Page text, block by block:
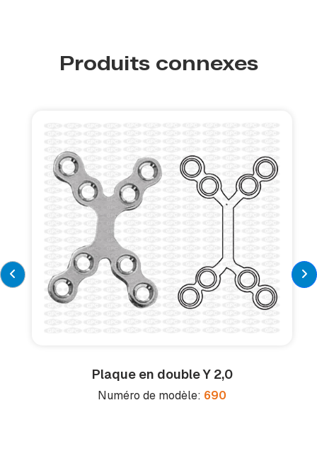
Produits connexes
Plaque en double Y 2,0
Numéro de modèle: 690